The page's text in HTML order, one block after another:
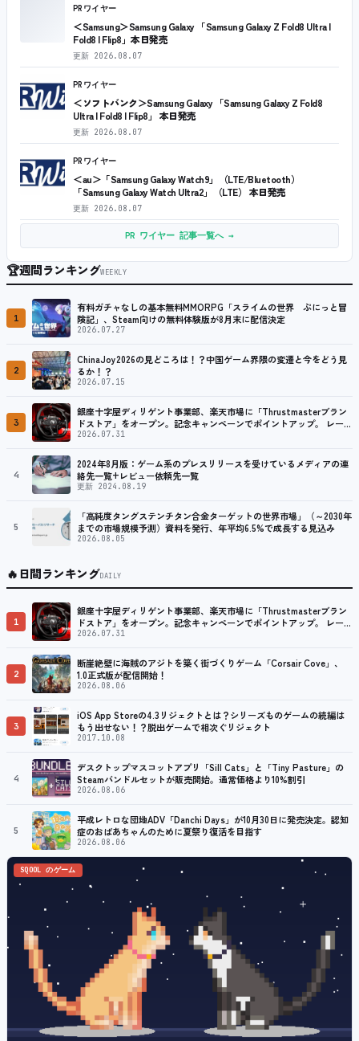
PRワイヤー
＜Samsung＞Samsung Galaxy 「Samsung Galaxy Z Fold8 Ultra |
Fold8 | Flip8」本日発売
更新 2026.08.07
PRワイヤー
＜ソフトバンク＞Samsung Galaxy 「Samsung Galaxy Z Fold8
Ultra | Fold8 | Flip8」 本日発売
更新 2026.08.07
PRワイヤー
＜au＞「Samsung Galaxy Watch9」（LTE/Bluetooth）
「Samsung Galaxy Watch Ultra2」（LTE） 本日発売
更新 2026.08.07
PR ワイヤー 記事一覧へ →
🏆週間ランキングWEEKLY
1
有料ガチャなしの基本無料MMORPG「スライムの世界 ぷにっと冒
険記」、Steam向けの無料体験版が8月末に配信決定
2026.07.27
2
ChinaJoy2026の見どころは！？中国ゲーム界隈の変遷と今をどう見
るか！？
2026.07.15
3
銀座十字屋ディリゲント事業部、楽天市場に「Thrustmasterブラン
ドストア」をオープン。記念キャンペーンでポイントアップ。 レーシ
ング／フライトシム向けコントローラーを中心に、幅広くラインナッ
2026.07.31
4
2024年8月版：ゲーム系のプレスリリースを受けているメディアの連
絡先一覧+レビュー依頼先一覧
更新 2024.08.19
5
「高純度タングステンチタン合金ターゲットの世界市場」（～2030年
までの市場規模予測）資料を発行、年平均6.5%で成長する見込み
2026.08.05
🔥日間ランキングDAILY
1
銀座十字屋ディリゲント事業部、楽天市場に「Thrustmasterブラン
ドストア」をオープン。記念キャンペーンでポイントアップ。 レーシ
ング／フライトシム向けコントローラーを中心に、幅広くラインナッ
2026.07.31
2
断崖絶壁に海賊のアジトを築く街づくりゲーム「Corsair Cove」、
1.0正式版が配信開始！
2026.08.06
3
iOS App Storeの4.3リジェクトとは？シリーズものゲームの続編は
もう出せない！？脱出ゲームで相次ぐリジェクト
2017.10.08
4
デスクトップマスコットアプリ「Sill Cats」と「Tiny Pasture」の
Steamバンドルセットが販売開始。通常価格より10%割引
2026.08.06
5
平成レトロな団地ADV「Danchi Days」が10月30日に発売決定。認知
症のおばあちゃんのために夏祭り復活を目指す
2026.08.06
SQOOL のゲーム